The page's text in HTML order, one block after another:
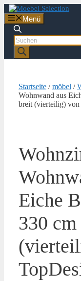
Zum
Inhalt
springen
Menü
Products
search
Startseite /möbel /
Wohnwand aus
breit (vierteilig) von
Eiche
330